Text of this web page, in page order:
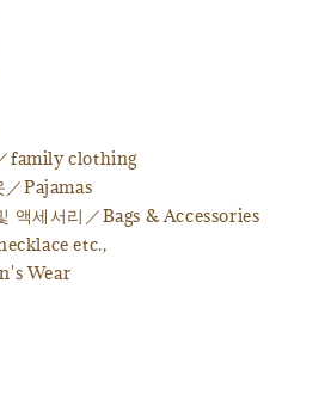
family clothing
／Pajamas
액세서리／Bags & Accessories
etc.,
Wear